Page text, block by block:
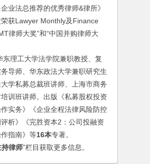
业法总推荐的优秀律师&律所》
获Lawyer Monthly及Finance
律师大奖”和“中国并购律师大
工大学法学院兼职教授、复
导师、华东政法大学兼职研究生
学私募总裁班讲师、上海市商务
训班讲师。出版《私募股权投资
实务》《企业全程法律风险防控
析》《完胜资本2：公司投融资
指南》等16本专著。
持律师”栏目获取更多信息。